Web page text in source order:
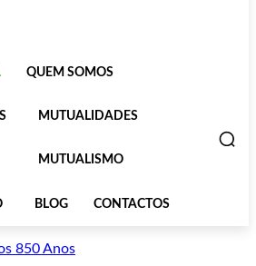
QUEM SOMOS
MUTUALIDADES
MUTUALISMO
BLOG CONTACTOS
850 Anos